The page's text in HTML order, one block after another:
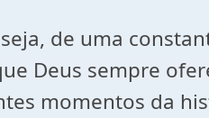
de uma
Deus sempre
momentos da